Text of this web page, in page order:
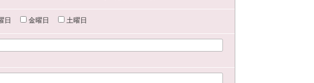
日 金曜日 土曜日